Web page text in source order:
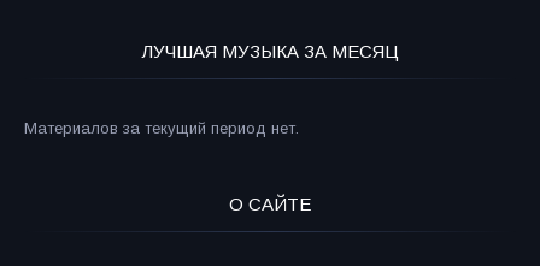
ЛУЧШАЯ МУЗЫКА ЗА МЕСЯЦ
Материалов за текущий период нет.
О САЙТЕ